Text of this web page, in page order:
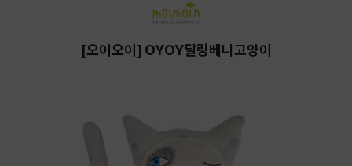
[오이오이] OYOY달링베니고양이